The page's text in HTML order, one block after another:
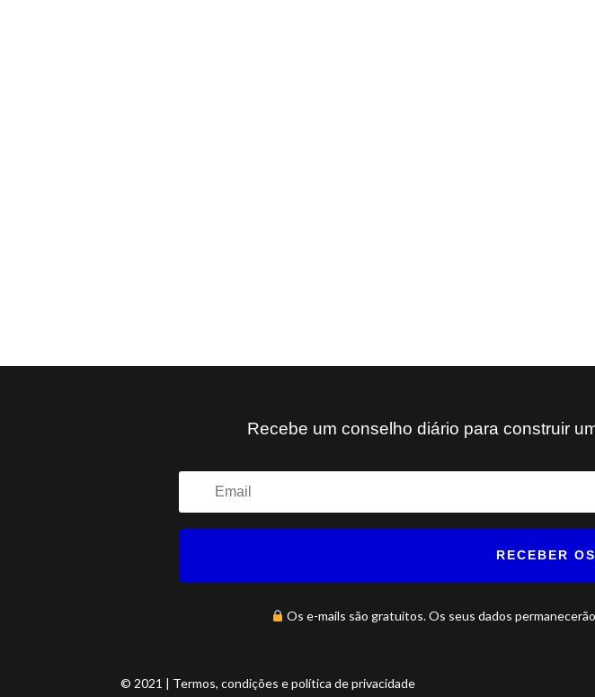
Recebe um conselho diário para construir
RECEBER
Os e-mails são gratuitos. Os seus dados
© 2021 | Termos, condições e política de privacidade